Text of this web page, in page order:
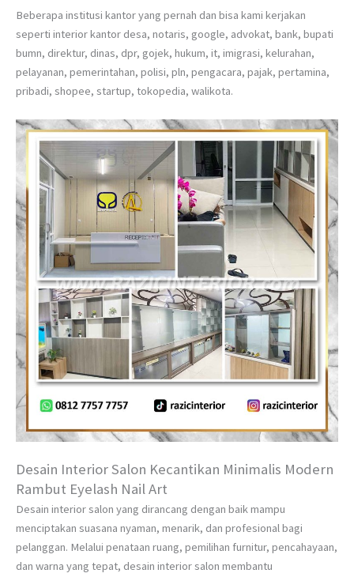
Beberapa institusi kantor yang pernah dan bisa kami kerjakan
seperti interior kantor desa, notaris, google, advokat, bank, bupati
bumn, direktur, dinas, dpr, gojek, hukum, it, imigrasi, kelurahan,
pelayanan, pemerintahan, polisi, pln, pengacara, pajak, pertamina,
pribadi, shopee, startup, tokopedia, walikota.
Desain Interior Salon Kecantikan Minimalis Modern
Rambut Eyelash Nail Art
Desain interior salon yang dirancang dengan baik mampu
menciptakan suasana nyaman, menarik, dan profesional bagi
pelanggan. Melalui penataan ruang, pemilihan furnitur, pencahayaan,
dan warna yang tepat, desain interior salon membantu